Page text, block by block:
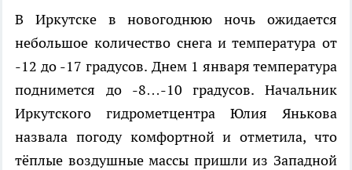
В Иркутске в новогоднюю ночь ожидается
небольшое количество снега и температура от
-12 до -17 градусов. Днем 1 января температура
поднимется до -8…-10 градусов. Начальник
Иркутского гидрометцентра Юлия Янькова
назвала погоду комфортной и отметила, что
тёплые воздушные массы пришли из Западной